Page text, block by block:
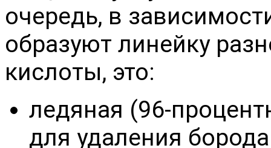
очередь, в
образуют линейку
кислоты, это:
ледяная (96-
для удаления